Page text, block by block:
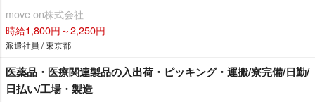
move on株式会社
時給1,800円～2,250円
派遣社員 / 東京都
医薬品・医療関連製品の入出荷・ピッキング・運搬/寮完備/日勤/
日払い/工場・製造